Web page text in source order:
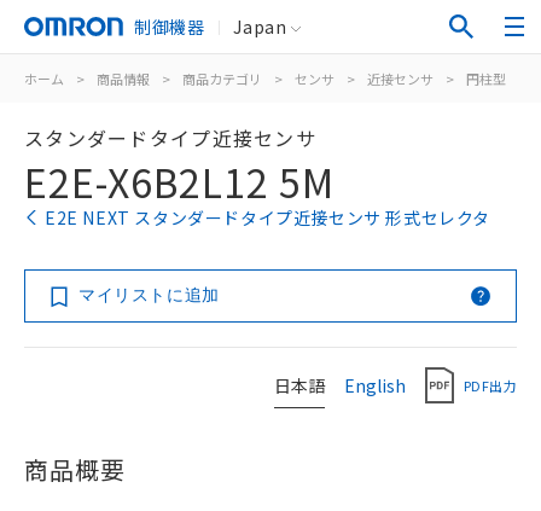
制御機器 Japan
ホーム > 商品情報 > 商品カテゴリ > センサ > 近接センサ > 円柱型
スタンダードタイプ近接センサ
E2E-X6B2L12 5M
E2E NEXT スタンダードタイプ近接センサ 形式セレクタ
マイリストに追加
日本語 English PDF出力
商品概要